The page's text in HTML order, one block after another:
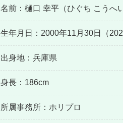
名前：樋口 幸平（ひぐち こうへい
生年月日：2000年11月30日（
出身地：兵庫県
身長：186cm
所属事務所：ホリプロ